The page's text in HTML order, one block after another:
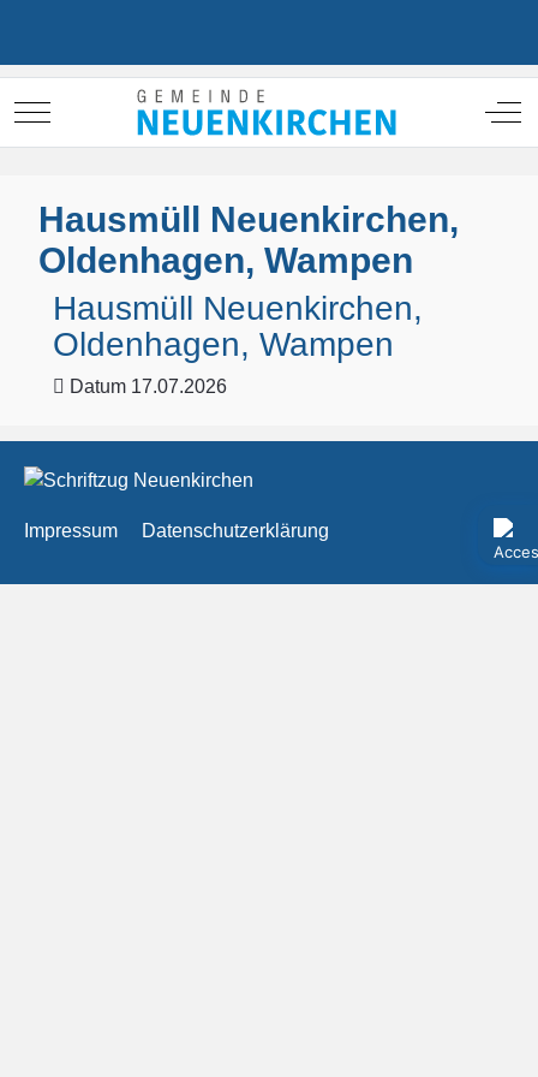
Mobile Menu Toggle Off-
Hausmüll Neuenkirchen,
Oldenhagen, Wampen
Hausmüll Neuenkirchen,
Oldenhagen, Wampen
Datum 17.07.2026
Impressum Datenschutzerklärung